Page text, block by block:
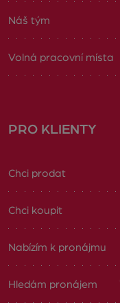
Náš tým
Volná pracovní místa
PRO KLIENTY
Chci prodat
Chci koupit
Nabízím k pronájmu
Hledám pronájem